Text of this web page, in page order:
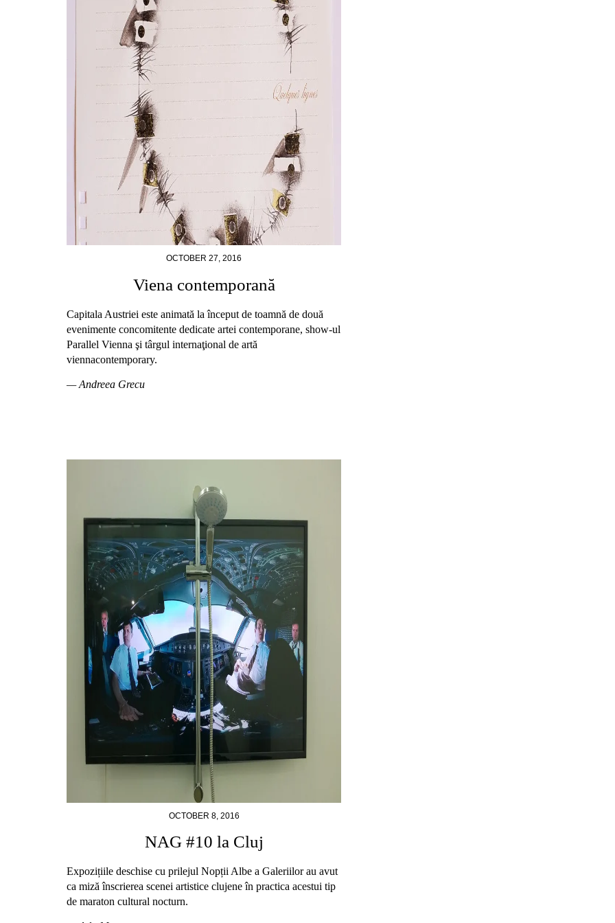
OCTOBER 27, 2016
Viena contemporană
Capitala Austriei este animată la început de toamnă de două
evenimente concomitente dedicate artei contemporane, show-ul
Parallel Vienna şi târgul internaţional de artă
viennacontemporary.
— Andreea Grecu
OCTOBER 8, 2016
NAG #10 la Cluj
Expozițiile deschise cu prilejul Nopții Albe a Galeriilor au avut
ca miză înscrierea scenei artistice clujene în practica acestui tip
de maraton cultural nocturn.